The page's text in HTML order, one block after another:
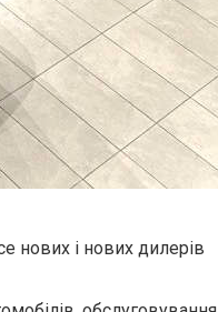
нових і нових дилерів